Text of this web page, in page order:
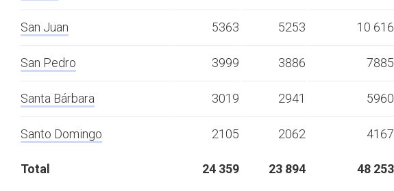
San Juan 5363 5253 10 616
San Pedro 3999 3886 7885
Santa Bárbara 3019 2941 5960
Santo Domingo 2105 2062 4167
Total 24 359 23 894 48 253